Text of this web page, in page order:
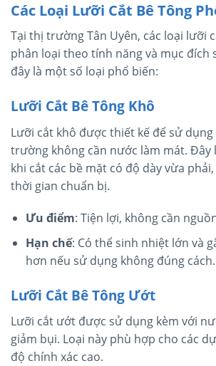
Các Loại Lưỡi Cắt Bê Tông
Tại thị trường Tân Uyên, các loại lưỡi
phân loại theo tính năng và mục đích
đây là một số loại phổ biến:
Lưỡi Cắt Bê Tông Khô
Lưỡi cắt khô được thiết kế để sử
trường không cần nước làm mát. Đây
khi cắt các bề mặt có độ dày vừa
thời gian chuẩn bị.
Ưu điểm: Tiện lợi, không cần
Hạn chế: Có thể sinh nhiệt lớn và
hơn nếu sử dụng không đúng cách.
Lưỡi Cắt Bê Tông Ướt
Lưỡi cắt ướt được sử dụng kèm với
giảm bụi. Loại này phù hợp cho các
độ chính xác cao.